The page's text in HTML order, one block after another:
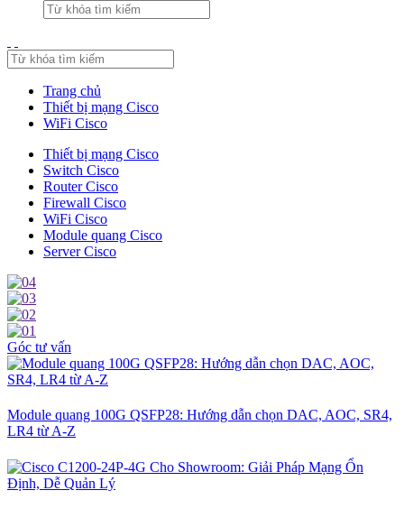
Trang chủ
Thiết bị mạng Cisco
WiFi Cisco
Thiết bị mạng Cisco
Switch Cisco
Router Cisco
Firewall Cisco
WiFi Cisco
Module quang Cisco
Server Cisco
Góc tư vấn
Module quang 100G QSFP28: Hướng dẫn chọn DAC, AOC, SR4,
LR4 từ A-Z